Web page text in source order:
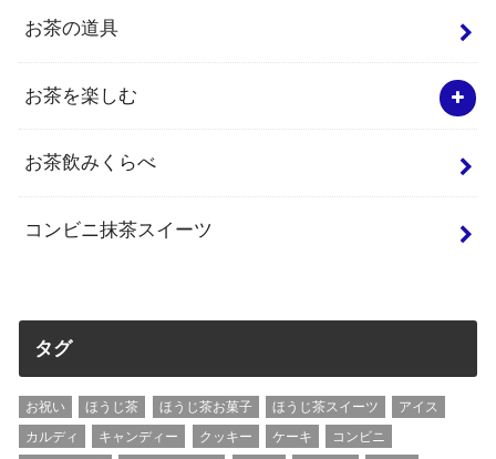
お茶の道具
お茶を楽しむ
お茶飲みくらべ
コンビニ抹茶スイーツ
タグ
お祝い ほうじ茶 ほうじ茶お菓子 ほうじ茶スイーツ
アイス
カルディ
キャンディー クッキー ケーキ
コンビニ